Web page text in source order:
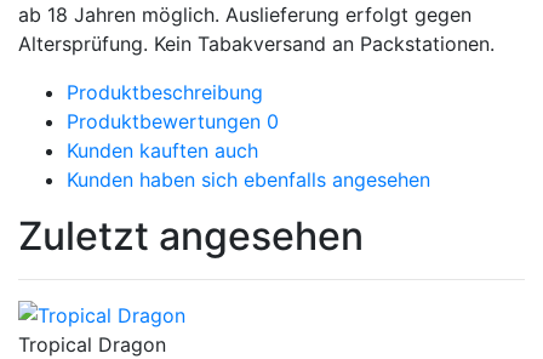
ab 18 Jahren möglich. Auslieferung erfolgt gegen
Altersprüfung. Kein Tabakversand an Packstationen.
Produktbeschreibung
Produktbewertungen 0
Kunden kauften auch
Kunden haben sich ebenfalls angesehen
Zuletzt angesehen
Tropical Dragon